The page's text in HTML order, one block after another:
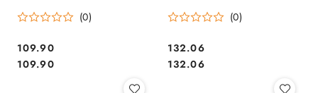
owijek
(0)
Cena:
109.90
Cena:
109.90
opakowanie: 20 owijek
(0)
Cena:
132.06
Cena:
132.06